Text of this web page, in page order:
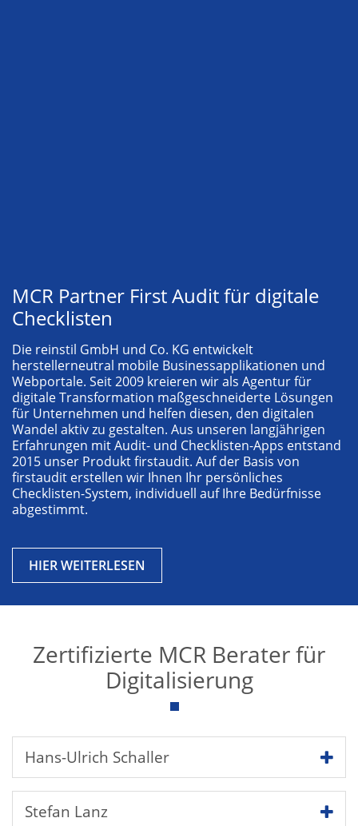
MCR Partner First Audit für digitale
Checklisten
Die reinstil GmbH und Co. KG entwickelt
herstellerneutral mobile Businessapplikationen und
Webportale. Seit 2009 kreieren wir als Agentur für
digitale Transformation maßgeschneiderte Lösungen
für Unternehmen und helfen diesen, den digitalen
Wandel aktiv zu gestalten. Aus unseren langjährigen
Erfahrungen mit Audit- und Checklisten-Apps entstand
2015 unser Produkt firstaudit. Auf der Basis von
firstaudit erstellen wir Ihnen Ihr persönliches
Checklisten-System, individuell auf Ihre Bedürfnisse
abgestimmt.
HIER WEITERLESEN
Zertifizierte MCR Berater für
Digitalisierung
Hans-Ulrich Schaller
Stefan Lanz